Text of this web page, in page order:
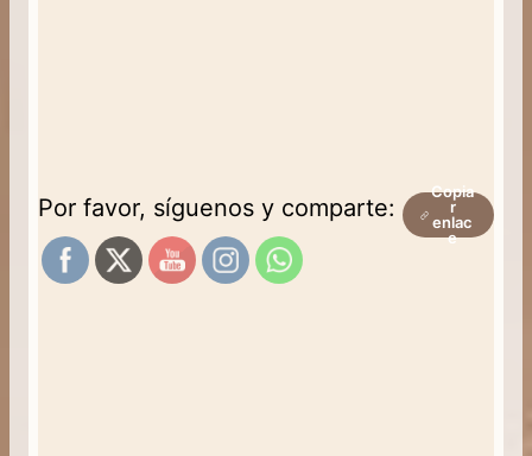
Por favor, síguenos y comparte:
Copia
r
enlac
e